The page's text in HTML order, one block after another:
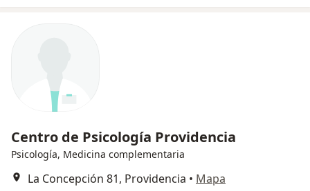
Centro de Psicología Providencia
Psicología, Medicina complementaria
La Concepción 81, Providencia • Mapa